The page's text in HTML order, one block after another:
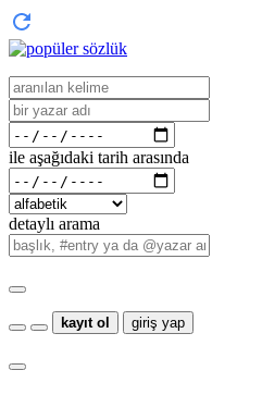
ile aşağıdaki tarih arasında
detaylı arama
kayıt ol giriş yap